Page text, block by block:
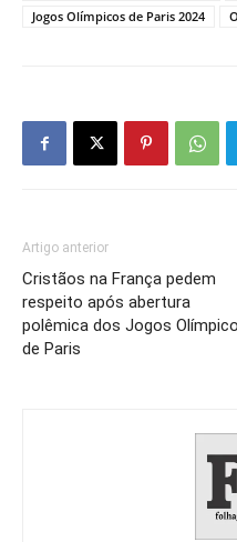
Jogos Olímpicos de Paris 2024
Artigo anterior
Cristãos na França pedem
respeito após abertura
polêmica dos Jogos
de Paris